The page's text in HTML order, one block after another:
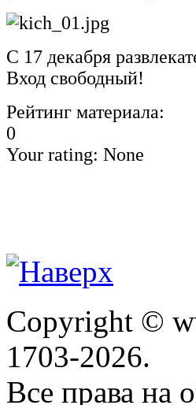
С 17 декабря
Вход свободный!
Рейтинг материала:
0
Your rating: None
Copyright ©
1703-2026.
Все права на